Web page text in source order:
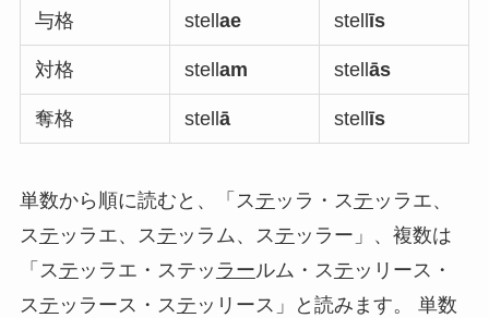
与格 stellae stellīs
対格 stellam stellās
奪格 stellā stellīs
単数から順に読むと、「ス テ ッラ・ス テ ッラエ、
ス テ ッラエ、ス テ ッラム、ス テ ッラー」、複数は
「ス テ ッラエ・ステッ ラールム・ス テ ッリース・
ス テ ッラース・ス テ ッリース」と読みます。 単数